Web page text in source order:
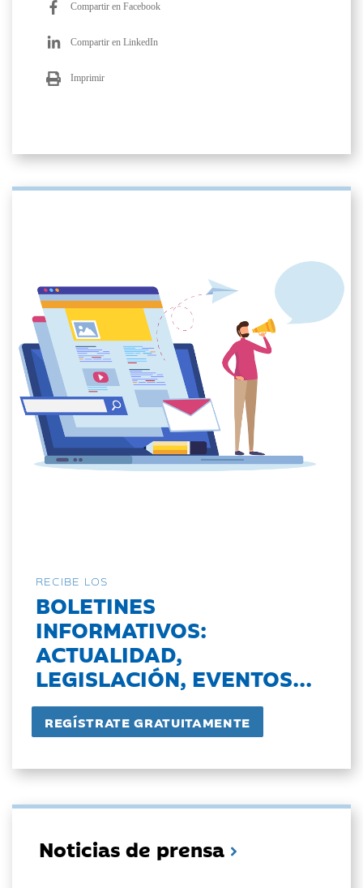
Compartir en Facebook
Compartir en LinkedIn
Imprimir
RECIBE LOS
BOLETINES
INFORMATIVOS:
ACTUALIDAD,
LEGISLACIÓN, EVENTOS...
Noticias de prensa